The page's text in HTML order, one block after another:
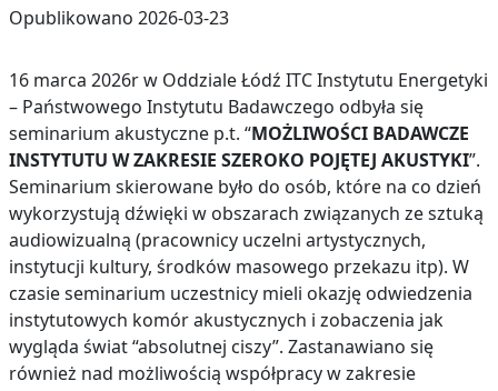
Opublikowano 2026-03-23
16 marca 2026r w Oddziale Łódź ITC Instytutu Energetyki
– Państwowego Instytutu Badawczego odbyła się
seminarium akustyczne p.t. “MOŻLIWOŚCI BADAWCZE
INSTYTUTU W ZAKRESIE SZEROKO POJĘTEJ AKUSTYKI”.
Seminarium skierowane było do osób, które na co dzień
wykorzystują dźwięki w obszarach związanych ze sztuką
audiowizualną (pracownicy uczelni artystycznych,
instytucji kultury, środków masowego przekazu itp). W
czasie seminarium uczestnicy mieli okazję odwiedzenia
instytutowych komór akustycznych i zobaczenia jak
wygląda świat “absolutnej ciszy”. Zastanawiano się
również nad możliwością współpracy w zakresie